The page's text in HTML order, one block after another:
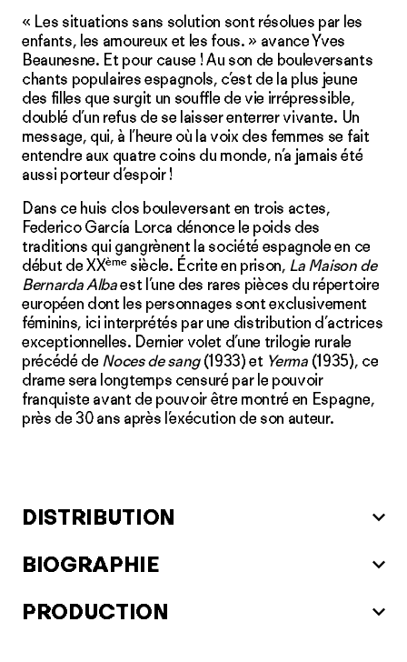
« Les situations sans solution sont résolues par les
enfants, les amoureux et les fous. » avance Yves
Beaunesne. Et pour cause ! Au son de bouleversants
chants populaires espagnols, c’est de la plus jeune
des filles que surgit un souffle de vie irrépressible,
doublé d’un refus de se laisser enterrer vivante. Un
message, qui, à l’heure où la voix des femmes se fait
entendre aux quatre coins du monde, n’a jamais été
aussi porteur d’espoir !
Dans ce huis clos bouleversant en trois actes,
Federico García Lorca dénonce le poids des
traditions qui gangrènent la société espagnole en ce
début de XXème siècle. Écrite en prison, La Maison de
Bernarda Albaest l’une des rares pièces du répertoire
européen dont les personnages sont exclusivement
féminins, ici interprétés par une distribution d’actrices
exceptionnelles. Dernier volet d’une trilogie rurale
précédé de Noces de sang(1933) et Yerma (1935), ce
drame sera longtemps censuré par le pouvoir
franquiste avant de pouvoir être montré en Espagne,
près de 30 ans après l’exécution de son auteur.
DISTRIBUTION
BIOGRAPHIE
PRODUCTION